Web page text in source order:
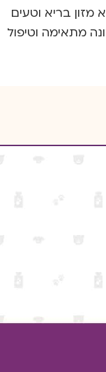
בריא וטעים
מתאימה וטיפול